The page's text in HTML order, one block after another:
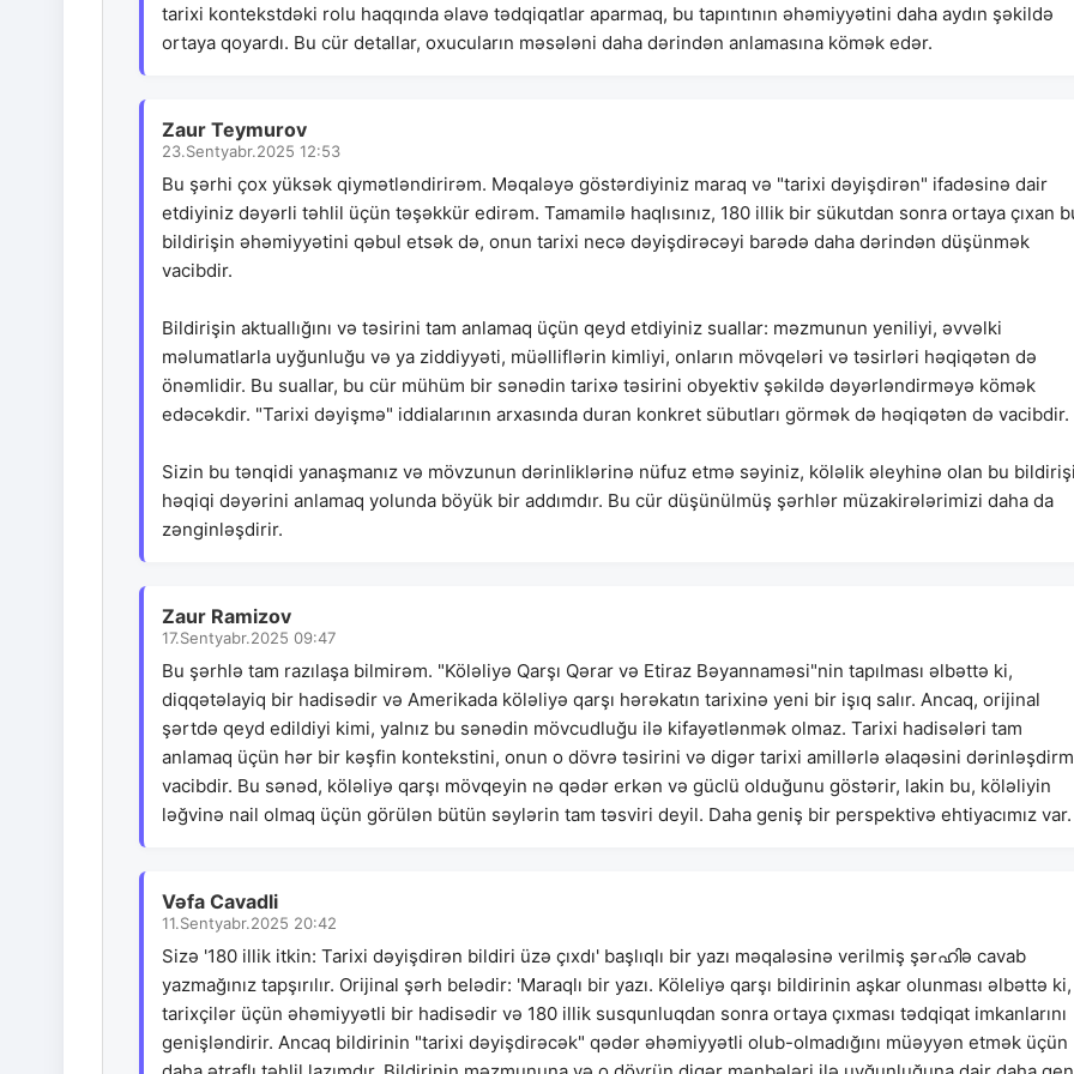
tarixi kontekstdəki rolu haqqında əlavə tədqiqatlar aparmaq, bu tapıntının əhəmiyyətini daha aydın şəkildə
ortaya qoyardı. Bu cür detallar, oxucuların məsələni daha dərindən anlamasına kömək edər.
Zaur Teymurov
23.Sentyabr.2025 12:53
Bu şərhi çox yüksək qiymətləndirirəm. Məqaləyə göstərdiyiniz maraq və "tarixi dəyişdirən" ifadəsinə dair
etdiyiniz dəyərli təhlil üçün təşəkkür edirəm. Tamamilə haqlısınız, 180 illik bir sükutdan sonra ortaya çıxan
bildirişin əhəmiyyətini qəbul etsək də, onun tarixi necə dəyişdirəcəyi barədə daha dərindən düşünmək
vacibdir.
Bildirişin aktuallığını və təsirini tam anlamaq üçün qeyd etdiyiniz suallar: məzmunun yeniliyi, əvvəlki
məlumatlarla uyğunluğu və ya ziddiyyəti, müəlliflərin kimliyi, onların mövqeləri və təsirləri həqiqətən də
önəmlidir. Bu suallar, bu cür mühüm bir sənədin tarixə təsirini obyektiv şəkildə dəyərləndirməyə kömək
edəcəkdir. "Tarixi dəyişmə" iddialarının arxasında duran konkret sübutları görmək də həqiqətən də vacibdir.
Sizin bu tənqidi yanaşmanız və mövzunun dərinliklərinə nüfuz etmə səyiniz, köləlik əleyhinə olan bu
həqiqi dəyərini anlamaq yolunda böyük bir addımdır. Bu cür düşünülmüş şərhlər müzakirələrimizi daha da
zənginləşdirir.
Zaur Ramizov
17.Sentyabr.2025 09:47
Bu şərhlə tam razılaşa bilmirəm. "Köləliyə Qarşı Qərar və Etiraz Bəyannaməsi"nin tapılması əlbəttə ki,
diqqətəlayiq bir hadisədir və Amerikada köləliyə qarşı hərəkatın tarixinə yeni bir işıq salır. Ancaq, orijinal
şərtdə qeyd edildiyi kimi, yalnız bu sənədin mövcudluğu ilə kifayətlənmək olmaz. Tarixi hadisələri tam
anlamaq üçün hər bir kəşfin kontekstini, onun o dövrə təsirini və digər tarixi amillərlə əlaqəsini
vacibdir. Bu sənəd, köləliyə qarşı mövqeyin nə qədər erkən və güclü olduğunu göstərir, lakin bu, köləliyin
ləğvinə nail olmaq üçün görülən bütün səylərin tam təsviri deyil. Daha geniş bir perspektivə ehtiyacımız var.
Vəfa Cavadli
11.Sentyabr.2025 20:42
Sizə '180 illik itkin: Tarixi dəyişdirən bildiri üzə çıxdı' başlıqlı bir yazı məqaləsinə verilmiş şərഹിə cavab
yazmağınız tapşırılır. Orijinal şərh belədir: 'Maraqlı bir yazı. Köleliyə qarşı bildirinin aşkar olunması əlbəttə ki,
tarixçilər üçün əhəmiyyətli bir hadisədir və 180 illik susqunluqdan sonra ortaya çıxması tədqiqat imkanlarını
genişləndirir. Ancaq bildirinin "tarixi dəyişdirəcək" qədər əhəmiyyətli olub-olmadığını müəyyən etmək üçün